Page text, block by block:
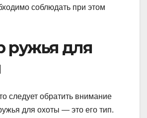
соблюдать при этом
ружья для
следует обратить внимание
для охоты — это его тип.